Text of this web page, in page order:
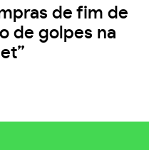
de fim de
de golpes na